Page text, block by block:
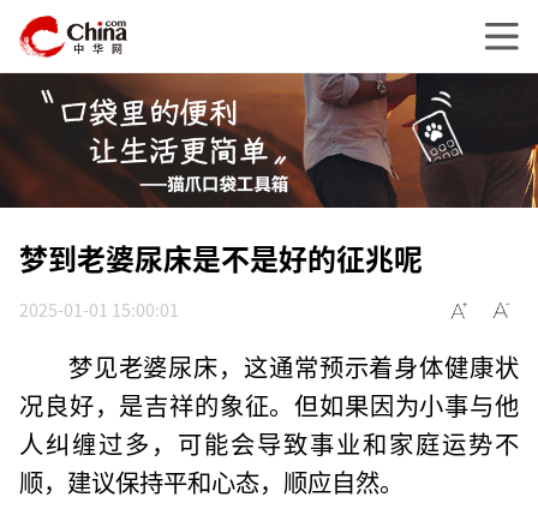
梦到老婆尿床是不是好的征兆呢
2025-01-01 15:00:01
梦见老婆尿床，这通常预示着身体健康状
况良好，是吉祥的象征。但如果因为小事与他
人纠缠过多，可能会导致事业和家庭运势不
顺，建议保持平和心态，顺应自然。